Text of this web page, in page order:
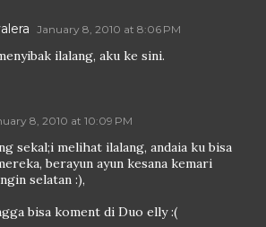
January 8, 2010 at 8:06 PM
ilalang, aku ke sini.
8, 2010 at 10:09 PM
sekal;i melihat ilalang, andaia ku bisa
berayun ayun kesana kemari
selatan :),
bisa koment di Duo elly :(